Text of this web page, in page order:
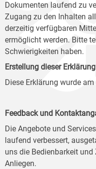
Dokumenten laufend zu
Zugang zu den Inhalten
derzeitig verfügbaren
ermöglicht werden. Bitte
Schwierigkeiten haben.
Erstellung dieser
Diese Erklärung wurde
Feedback und
Die Angebote und
laufend verbessert,
uns die Bedienbarkeit
Anliegen.